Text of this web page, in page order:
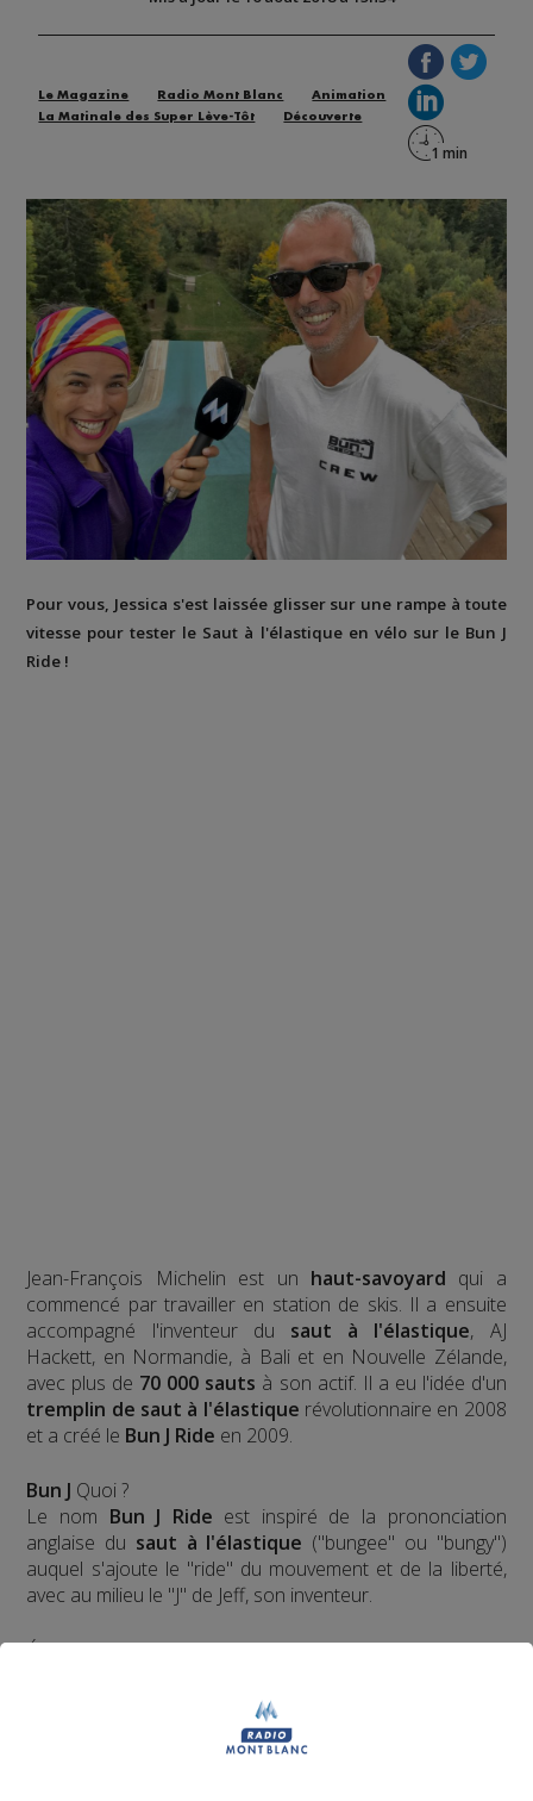
Le Magazine Radio Mont Blanc
Animation
La Matinale des Super Lève-Tôt
Découverte
Pour vous, Jessica s'est laissée glisser sur une rampe à toute
vitesse pour tester le Saut à l'élastique en vélo sur le Bun J
Ride !
Jean-François Michelin est un haut-savoyard qui a
commencé par travailler en station de skis. Il a ensuite
accompagné l'inventeur du saut à l'élastique, AJ
Hackett, en Normandie, à Bali et en Nouvelle Zélande,
avec plus de 70 000 sauts à son actif. Il a eu l'idée d'un
tremplin de saut à l'élastique révolutionnaire en 2008
et a créé le Bun J Ride en 2009.
Bun J Quoi ?
Le nom Bun J Ride est inspiré de la prononciation
anglaise du saut à l'élastique ("bungee" ou "bungy")
auquel s'ajoute le "ride" du mouvement et de la liberté,
avec au milieu le "J" de Jeff, son inventeur.
Écoutez l'interview de son créateur ⬇